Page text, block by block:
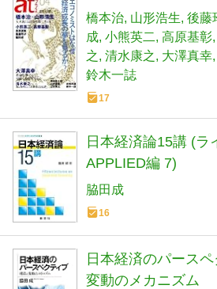
橋本治 山形浩生 後藤
成 小熊英二 高原基彰
之 清水康之 大澤真幸
鈴木一誌
17
日本経済論15講 (ラ
APPLIED編 7)
脇田成
16
日本経済のパース
変動のメカニズム